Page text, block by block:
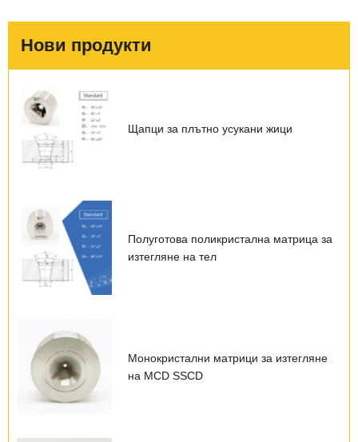
Нови продукти
Щапци за плътно усукани жици
Полуготова поликристална матрица за
изтегляне на тел
Монокристални матрици за изтегляне
на MCD SSCD